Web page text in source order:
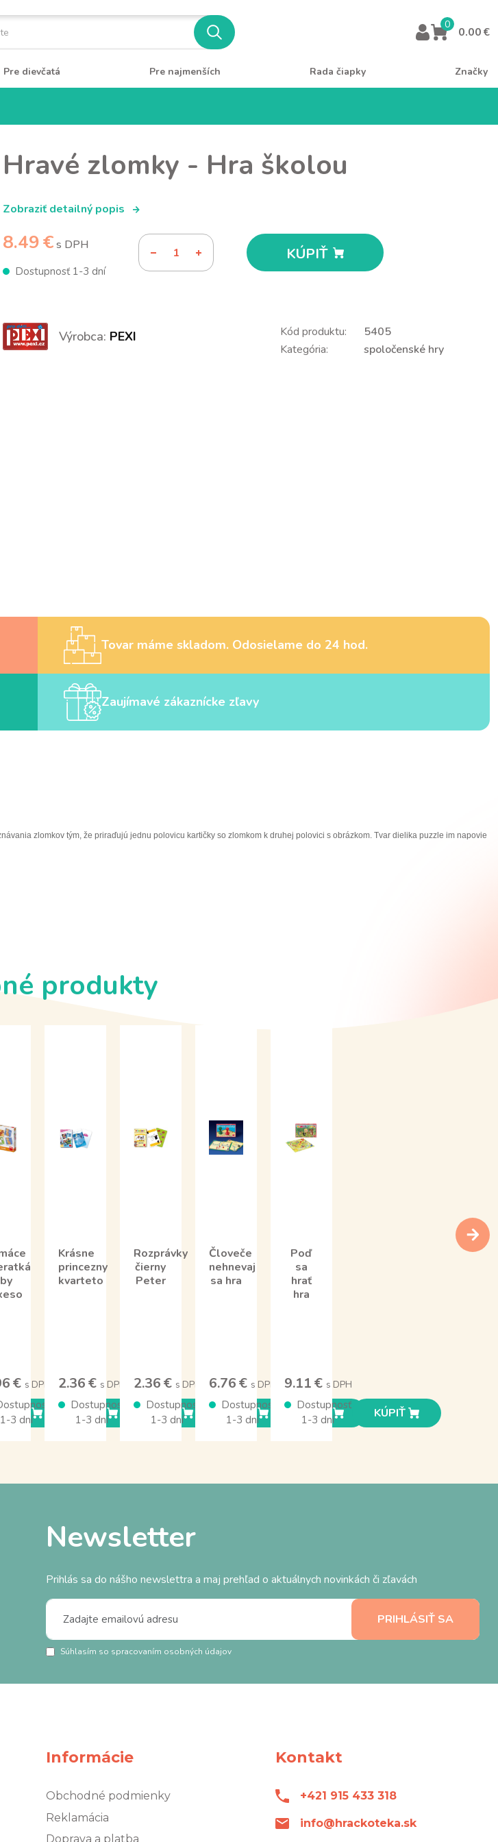
0
0.00 €
Pre dievčatá Pre najmenších Rada čiapky Značky
Hravé zlomky - Hra školou
Zobraziť detailný popis
8.49 € s DPH
Dostupnosť 1-3 dní
KÚPIŤ
Výrobca: PEXI Kód produktu:
5405
Kategória:
spoločenské hry
Tovar máme skladom. Odosielame do 24 hod.
Zaujímavé zákaznícke zľavy
zlomkov tým, že priraďujú jednu polovicu kartičky so zlomkom k druhej polovici s obrázkom. Tvar dielika puzzle im napovie
produkty
€ s DPH
1-3 dní
KÚPIŤ
Krásne
princezny
kvarteto
2.36 € s DPH
Dostupnosť
1-3 dní
KÚPIŤ
Rozprávky
čierny
Peter
2.36 € s DPH
Dostupnosť
1-3 dní
KÚPIŤ
Človeče
nehnevaj
sa hra
6.76 € s DPH
Dostupnosť
1-3 dní
KÚPIŤ
Poď
sa
hrať
hra
9.11 € s DPH
Dostupnosť
1-3 dní
KÚPIŤ
Newsletter
Prihlás sa do nášho newslettra a maj prehľad o aktuálnych novinkách či zľavách
Súhlasím so spracovaním osobných údajov
Informácie
Obchodné podmienky
Reklamácia
Doprava a platba
Kontakt
+421 915 433 318
info@hrackoteka.sk